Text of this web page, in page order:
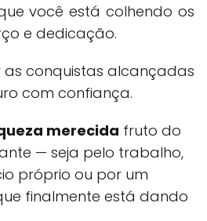
você está colhendo os
e dedicação.
as conquistas alcançadas
com confiança.
merecida fruto do
— seja pelo trabalho,
próprio ou por um
finalmente está dando